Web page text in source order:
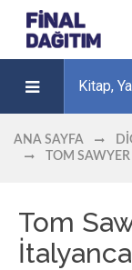
ANA SAYFA
TOM
Tom